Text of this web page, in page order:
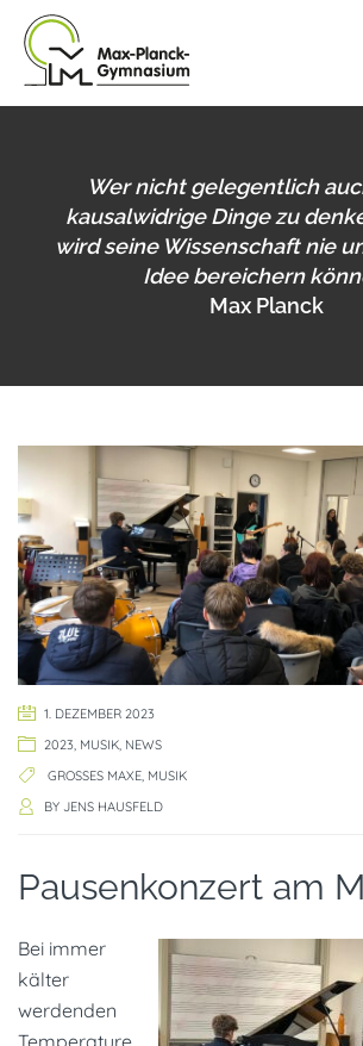
Wer nicht gelegentlich
kausalwidrige Dinge zu
wird seine Wissenschaft nie
Idee bereichern
Max Planck
1. DEZEMBER 2023
2023, MUSIK, NEWS
GROSSES MAXE , MUSIK
BY JENS HAUSFELD
Pausenkonzert am
Bei immer
kälter
werdenden
Temperature